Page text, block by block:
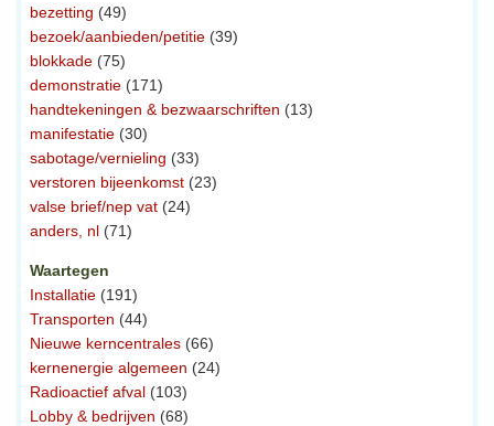
bezetting (49)
bezoek/aanbieden/petitie (39)
blokkade (75)
demonstratie (171)
handtekeningen & bezwaarschriften (13)
manifestatie (30)
sabotage/vernieling (33)
verstoren bijeenkomst (23)
valse brief/nep vat (24)
anders, nl (71)
Waartegen
Installatie (191)
Transporten (44)
Nieuwe kerncentrales (66)
kernenergie algemeen (24)
Radioactief afval (103)
Lobby & bedrijven (68)